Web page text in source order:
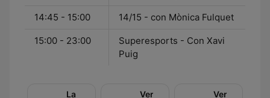
14:45 - 15:00 14/15 - con Mònica Fulquet
15:00 - 23:00
Superesports - Con Xavi
Puig
La
Versió
Versió